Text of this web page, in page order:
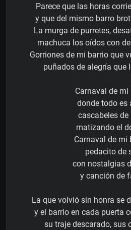
Parece que las horas
y que del mismo barro
La murga de purretes,
machuca los oídos con
Gorriones de mi barrio que
puñados de alegría que
Carnaval de mi
donde todo es
cascabeles de
matizando el
Carnaval de mi
pedacito de
con nostalgias
y canción de
La que volvió sin honra se
y el barrio en cada puerta
su traje descarado, sus